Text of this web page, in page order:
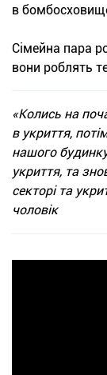
в
Сімейна пара
вони роблять
«Колись на
в укриття,
нашого
укриття, та
секторі та
чоловік